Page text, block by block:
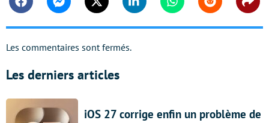
FacebookMessengerTwitter Linkedin WhatsappReddit
Les commentaires sont fermés.
Les derniers articles
iOS 27 corrige enfin un problème de